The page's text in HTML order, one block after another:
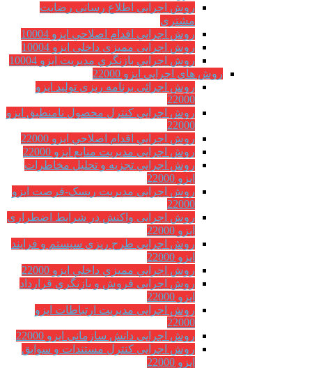
روش اجرایی اطلاع رسانی رضایت
مشتری
روش اجرايي اقدام اصلاحي ایزو 10004
روش اجرایی ممیزی داخلی ایزو 10004
روش اجرايي بازنگري مديريت ایزو 10004
روش های اجرایی ایزو 22000
روش اجرائی برنامه ريزی توليد ایزو
22000
روش اجرايي كنترل محصول نامنطبق ایزو
22000
روش اجرايي اقدام اصلاحي ایزو 22000
روش اجرایی مدیریت منابع ایزو 22000
روش اجرايي تجزیه و تحلیل مخاطرات
روش اجرایی مدیریت ریسک-فرصت ایزو
22000
روش اجرایی واکنش در شرایط اضطراری
روش اجرایی طرح ریزی سیستم و فرایند
روش اجرايي مميزي داخلي ایزو 22000
روش اجرایی فروش و بازنگري قرارداد
روش اجرایی مدیریت ارتباطات ایزو
22000
روش اجرایی دانش سازمانی ایزو 22000
روش اجرایی کنترل مستندات و سوابق